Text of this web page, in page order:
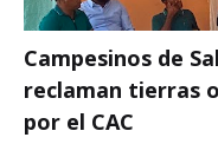
Campesinos de
reclaman tierras
por el CAC